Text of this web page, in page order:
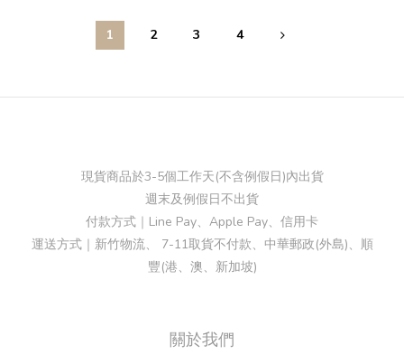
1 2 3 4
現貨商品於3-5個工作天(不含例假日)內出貨
週末及例假日不出貨
付款方式｜Line Pay、Apple Pay、信用卡
運送方式｜新竹物流、 7-11取貨不付款、中華郵政(外島)、順
豐(港、澳、新加坡)
關於我們